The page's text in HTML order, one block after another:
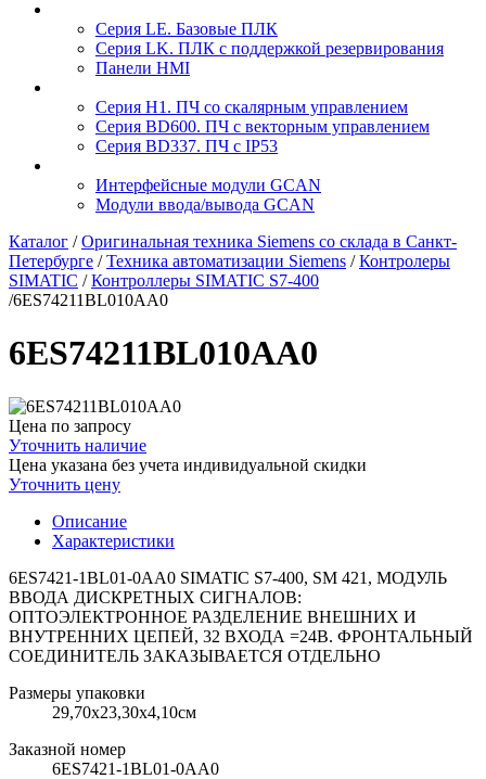
Серия LE. Базовые ПЛК
Серия LK. ПЛК с поддержкой резервирования
Панели HMI
Серия H1. ПЧ со скалярным управлением
Серия BD600. ПЧ с векторным управлением
Серия BD337. ПЧ с IP53
Интерфейсные модули GCAN
Модули ввода/вывода GCAN
Каталог / Оригинальная техника Siemens со склада в Санкт-
Петербурге / Техника автоматизации Siemens / Контролеры
SIMATIC / Контроллеры SIMATIC S7-400
/6ES74211BL010AA0
6ES74211BL010AA0
Цена по запросу
Уточнить наличие
Цена указана без учета индивидуальной скидки
Уточнить цену
Описание
Характеристики
6ES7421-1BL01-0AA0 SIMATIC S7-400, SM 421, МОДУЛЬ
ВВОДА ДИСКРЕТНЫХ СИГНАЛОВ:
ОПТОЭЛЕКТРОННОЕ РАЗДЕЛЕНИЕ ВНЕШНИХ И
ВНУТРЕННИХ ЦЕПЕЙ, 32 ВХОДА =24В. ФРОНТАЛЬНЫЙ
СОЕДИНИТЕЛЬ ЗАКАЗЫВАЕТСЯ ОТДЕЛЬНО
Размеры упаковки
29,70х23,30х4,10см
Заказной номер
6ES7421-1BL01-0AA0